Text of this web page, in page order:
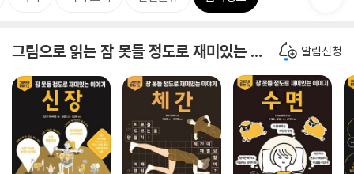
그림으로 읽는 잠 못들 정도로 재미있는 이야기 알림신청